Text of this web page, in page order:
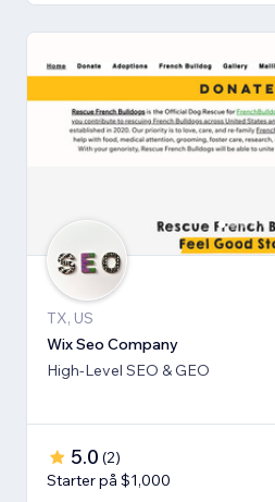
TX, US
Wix Seo Company
High-Level SEO & GEO
5.0 (2)
Starter på $1,000